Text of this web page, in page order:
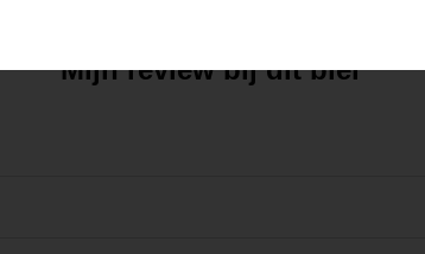
Mijn review bij dit bier